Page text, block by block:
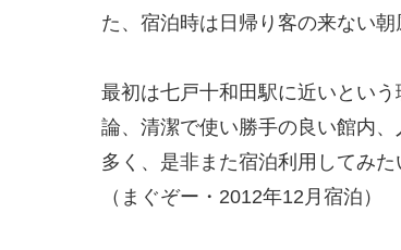
た、宿泊時は日帰り客の来ない
最初は七戸十和田駅に近いとい
論、清潔で使い勝手の良い館内
多く、是非また宿泊利用してみた
（まぐぞー・2012年12月宿泊）